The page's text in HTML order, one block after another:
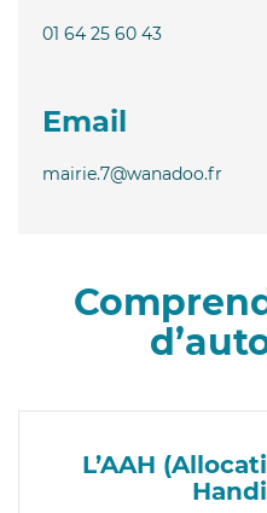
01 64 25 60 43
Email
mairie.7@wanadoo.fr
L’AAH